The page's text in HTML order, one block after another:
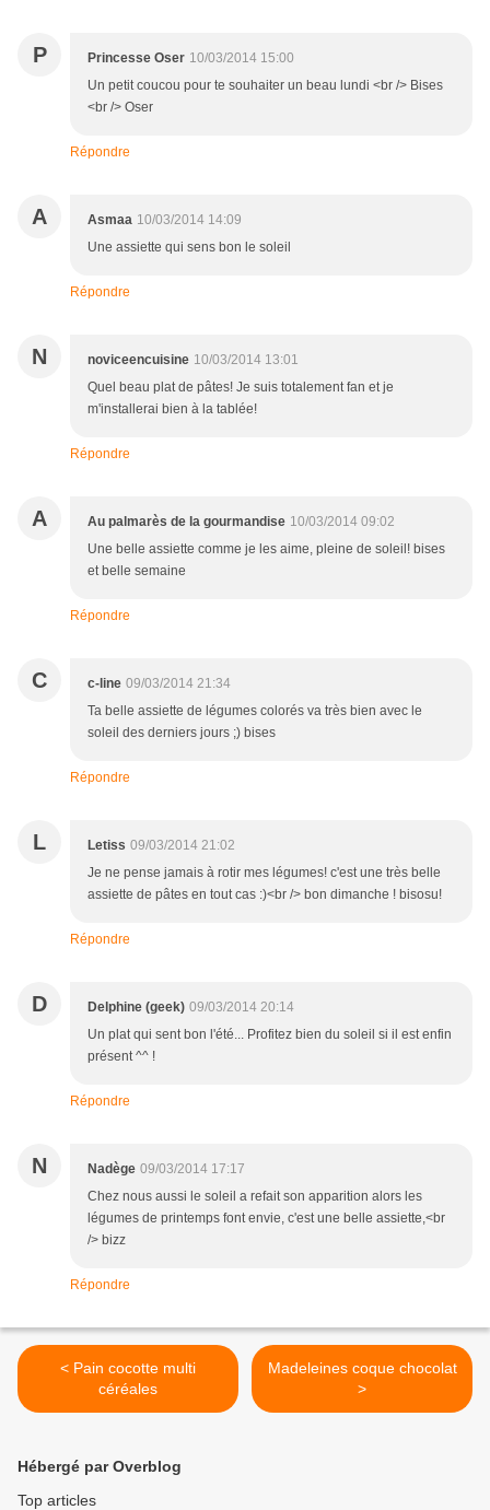
P Princesse Oser 10/03/2014 15:00
Un petit coucou pour te souhaiter un beau lundi <br /> Bises
<br /> Oser
Répondre
A Asmaa 10/03/2014 14:09
Une assiette qui sens bon le soleil
Répondre
N noviceencuisine 10/03/2014 13:01
Quel beau plat de pâtes! Je suis totalement fan et je
m'installerai bien à la tablée!
Répondre
A Au palmarès de la gourmandise 10/03/2014 09:02
Une belle assiette comme je les aime, pleine de soleil! bises
et belle semaine
Répondre
C c-line 09/03/2014 21:34
Ta belle assiette de légumes colorés va très bien avec le
soleil des derniers jours ;) bises
Répondre
L Letiss 09/03/2014 21:02
Je ne pense jamais à rotir mes légumes! c'est une très belle
assiette de pâtes en tout cas :)<br /> bon dimanche ! bisosu!
Répondre
D Delphine (geek) 09/03/2014 20:14
Un plat qui sent bon l'été... Profitez bien du soleil si il est enfin
présent ^^ !
Répondre
N Nadège 09/03/2014 17:17
Chez nous aussi le soleil a refait son apparition alors les
légumes de printemps font envie, c'est une belle assiette,<br
/> bizz
Répondre
< Pain cocotte multi
céréales
Madeleines coque chocolat
>
Hébergé par Overblog
Top articles